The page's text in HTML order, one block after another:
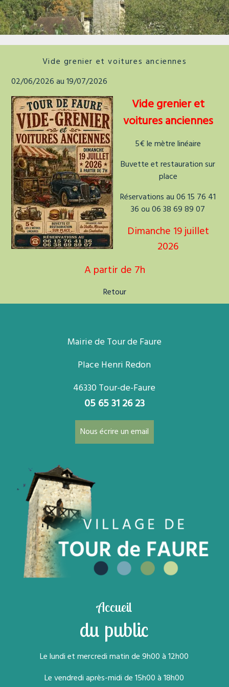
Vide grenier et voitures anciennes
02/06/2026 au 19/07/2026
Vide grenier et
voitures anciennes
5€ le mètre linéaire
Buvette et restauration sur
place
Réservations au 06 15 76 41
36 ou 06 38 69 89 07
Dimanche 19 juillet
2026
A partir de 7h
Retour
Mairie de Tour de Faure
Place Henri Redon
46330 Tour-de-Faure
05 65 31 26 23
Nous écrire un email
Accueil
du public
Le lundi et mercredi matin de 9h00 à 12h00
Le vendredi après-midi de 15h00 à 18h00